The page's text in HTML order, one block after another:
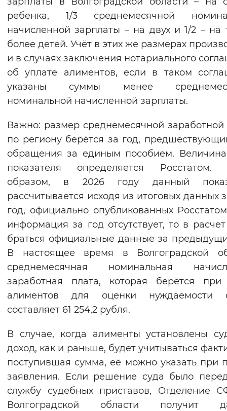
ребенка, 1/3 среднемесячной
начисленной зарплаты – на двух и 1/2 – на
более детей. Учёт в этих же размерах
и в случаях заключения нотариального
об уплате алиментов, если в таком
указаны суммы менее
номинальной начисленной зарплаты.
Важно: размер среднемесячной заработной
по региону берётся за год,
обращения за единым пособием. Величина
показателя определяется Росстатом.
образом, в 2026 году данный
рассчитывается исходя из итоговых данных
год, официально опубликованных
информация за год отсутствует, то в
браться официальные данные за
В настоящее время в Волгоградской
среднемесячная номинальная
заработная плата, которая берётся при
алиментов для оценки нуждаемости
составляет 61 254,2 рубля.
В случае, когда алименты установлены
доход, как и раньше, будет учитываться
поступившая сумма, её можно указать при
заявления. Если решение суда было
службу судебных приставов, Отделение
Волгоградской области получит